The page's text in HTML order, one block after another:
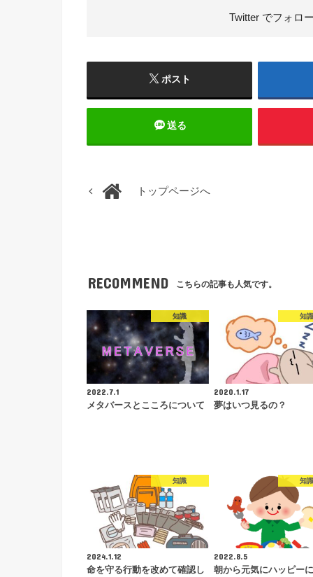
Twitter でフォロ
ポスト
送る
トップページへ
RECOMMEND こちらの記事も人気です。
知識
2022.7.1
メタバースとこころについて
知識
2020.1.17
夢はいつ見るの？
知識
2024.1.12
命を守る行動を改めて確認し
知識
2022.8.5
朝から元気にハッピーに